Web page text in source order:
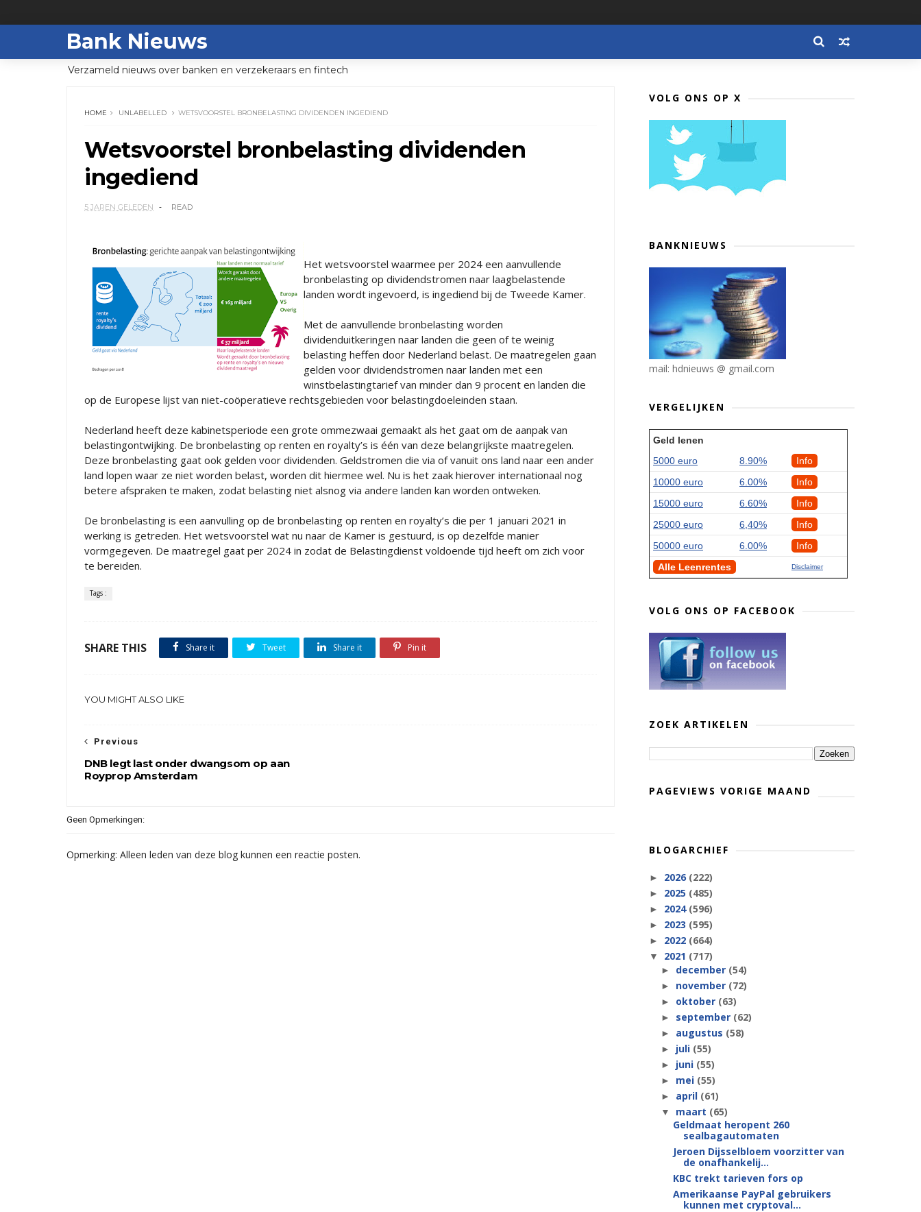
Bank Nieuws
Verzameld nieuws over banken en verzekeraars en fintech
HOME UNLABELLED WETSVOORSTEL BRONBELASTING DIVIDENDEN INGEDIEND
Wetsvoorstel bronbelasting dividenden
ingediend
5 JAREN GELEDEN READ
Het wetsvoorstel waarmee per 2024 een aanvullende
bronbelasting op dividendstromen naar laagbelastende
landen wordt ingevoerd, is ingediend bij de Tweede Kamer.
Met de aanvullende bronbelasting worden
dividenduitkeringen naar landen die geen of te weinig
belasting heffen door Nederland belast. De maatregelen gaan
gelden voor dividendstromen naar landen met een
winstbelastingtarief van minder dan 9 procent en landen die
op de Europese lijst van niet-coöperatieve rechtsgebieden voor belastingdoeleinden staan.
Nederland heeft deze kabinetsperiode een grote ommezwaai gemaakt als het gaat om de aanpak van
belastingontwijking. De bronbelasting op renten en royalty’s is één van deze belangrijkste maatregelen.
Deze bronbelasting gaat ook gelden voor dividenden. Geldstromen die via of vanuit ons land naar een ander
land lopen waar ze niet worden belast, worden dit hiermee wel. Nu is het zaak hierover internationaal nog
betere afspraken te maken, zodat belasting niet alsnog via andere landen kan worden ontweken.
De bronbelasting is een aanvulling op de bronbelasting op renten en royalty’s die per 1 januari 2021 in
werking is getreden. Het wetsvoorstel wat nu naar de Kamer is gestuurd, is op dezelfde manier
vormgegeven. De maatregel gaat per 2024 in zodat de Belastingdienst voldoende tijd heeft om zich voor
te bereiden.
Tags :
SHARE THIS Share it Tweet Share it Pin it
YOU MIGHT ALSO LIKE
Previous
DNB legt last onder dwangsom op aan
Royprop Amsterdam
Geen Opmerkingen:
Opmerking: Alleen leden van deze blog kunnen een reactie posten.
VOLG ONS OP X
BANKNIEUWS
mail: hdnieuws @ gmail.com
VERGELIJKEN
Geld lenen
5000 euro
8.90%
Info
10000 euro
6.00%
Info
15000 euro
6.60%
Info
25000 euro
6,40%
Info
50000 euro
6.00%
Info
Alle Leenrentes
Disclaimer
VOLG ONS OP FACEBOOK
ZOEK ARTIKELEN
PAGEVIEWS VORIGE MAAND
BLOGARCHIEF
► 2026 (222)
► 2025 (485)
► 2024 (596)
► 2023 (595)
► 2022 (664)
▼ 2021 (717)
► december (54)
► november (72)
► oktober (63)
► september (62)
► augustus (58)
► juli (55)
► juni (55)
► mei (55)
► april (61)
▼ maart (65)
Geldmaat heropent 260
sealbagautomaten
Jeroen Dijsselbloem voorzitter van
de onafhankelij...
KBC trekt tarieven fors op
Amerikaanse PayPal gebruikers
kunnen met cryptoval...